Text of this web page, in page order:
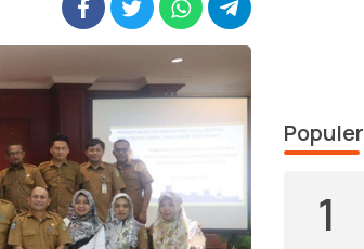
Populer
1